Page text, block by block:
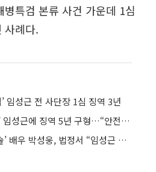
특검 본류 사건 가운데 1심
사례다.
임성근 전 사단장 1심 징역 3년
특검, ‘채상병 순직 책임’ 임성근에 징역 5년 구형…“안전조치 전혀 안 해”
‘임성근·이종호 식사 진술’ 배우 박성웅, 법정서 “임성근 알지 못해”